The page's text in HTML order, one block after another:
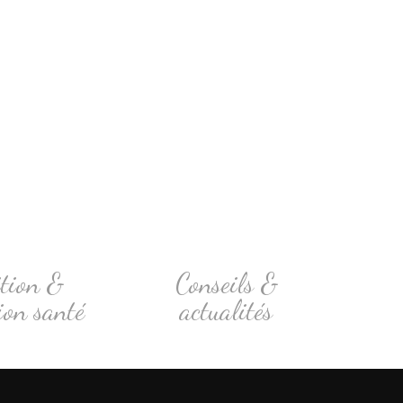
&
santé
Conseils &
actualités